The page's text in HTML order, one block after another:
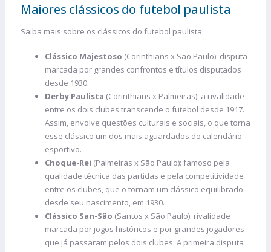
Maiores clássicos do futebol paulista
Saiba mais sobre os clássicos do futebol paulista:
Clássico Majestoso (Corinthians x São Paulo): disputa
marcada por grandes confrontos e títulos disputados
desde 1930.
Derby Paulista (Corinthians x Palmeiras): a rivalidade
entre os dois clubes transcende o futebol desde 1917.
Assim, envolve questões culturais e sociais, o que torna
esse clássico um dos mais aguardados do calendário
esportivo.
Choque-Rei (Palmeiras x São Paulo): famoso pela
qualidade técnica das partidas e pela competitividade
entre os clubes, que o tornam um clássico equilibrado
desde seu nascimento, em 1930.
Clássico San-São (Santos x São Paulo): rivalidade
marcada por jogos históricos e por grandes jogadores
que já passaram pelos dois clubes. A primeira disputa